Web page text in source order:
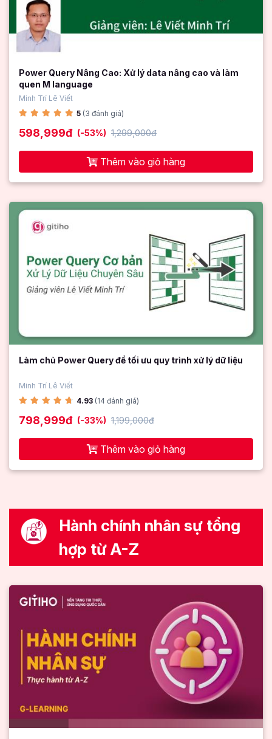
Power Query Nâng Cao: Xử lý data nâng cao và làm
quen M language
Minh Trí Lê Viết
5 (3 đánh giá)
598,999đ (-53%) 1,299,000đ
Thêm vào giỏ hàng
Làm chủ Power Query để tối ưu quy trình xử lý dữ liệu
Minh Trí Lê Viết
4.93 (14 đánh giá)
798,999đ (-33%) 1,199,000đ
Thêm vào giỏ hàng
Hành chính nhân sự tổng
hợp từ A-Z